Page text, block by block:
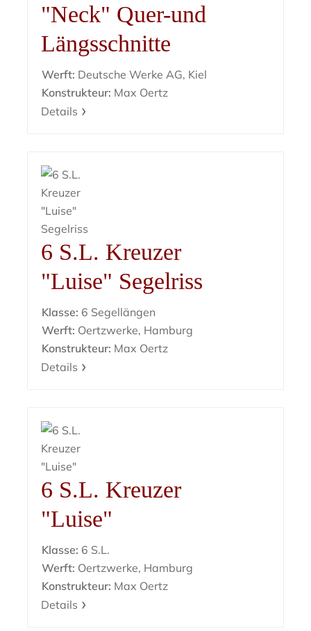
"Neck" Quer-und
Längsschnitte
Werft: Deutsche Werke AG, Kiel
Konstrukteur: Max Oertz
Details
6 S.L. Kreuzer
"Luise" Segelriss
Klasse: 6 Segellängen
Werft: Oertzwerke, Hamburg
Konstrukteur: Max Oertz
Details
6 S.L. Kreuzer
"Luise"
Klasse: 6 S.L.
Werft: Oertzwerke, Hamburg
Konstrukteur: Max Oertz
Details